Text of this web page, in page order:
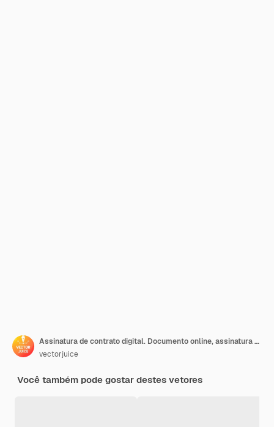
Assinatura de contrato digital. Documento online, assinatura de contrato, negócio informatizado. Empresário, parceiros usando assinatura eletrônica
vectorjuice
Você também pode gostar destes vetores